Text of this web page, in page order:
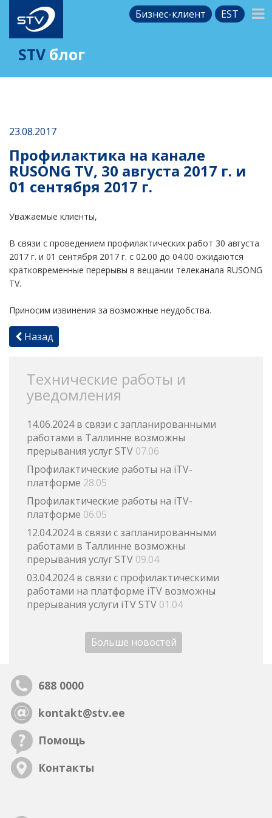
Бизнес-клиент EST
STV блог
23.08.2017
Профилактика на канале
RUSONG TV, 30 августа 2017 г. и
01 сентября 2017 г.
Уважаемые клиенты,
В связи с проведением профилактических работ 30 августа
2017 г. и 01 сентября 2017 г. с 02.00 до 04.00 ожидаются
кратковременные перерывы в вещании телеканала RUSONG
TV.
Приносим извинения за возможные неудобства.
Назад
Технические работы и
уведомления
14.06.2024 в связи с запланированными
работами в Таллинне возможны
прерывания услуг STV 07.06
Профилактические работы на iTV-
платформе 28.05
Профилактические работы на iTV-
платформе 06.05
12.04.2024 в связи с запланированными
работами в Таллинне возможны
прерывания услуг STV 09.04
03.04.2024 в связи с профилактическими
работами на платформе iTV возможны
прерывания услуги iTV STV 01.04
Больше новостей
688 0000
kontakt@stv.ee
Помощь
Контакты